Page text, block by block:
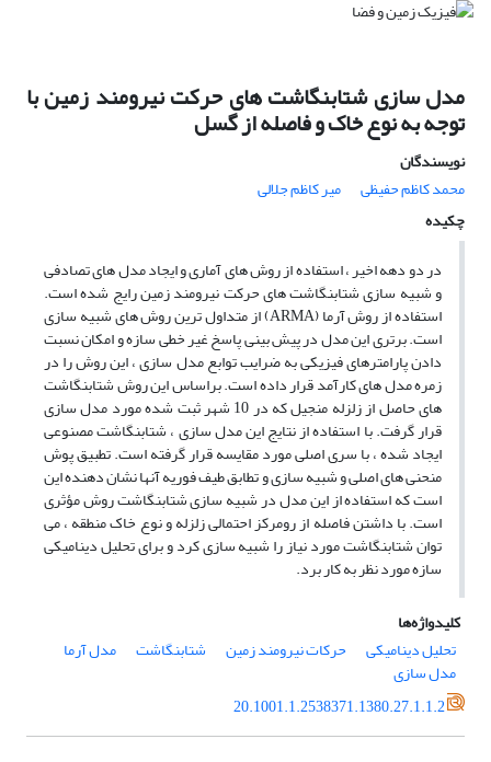
مدل سازی شتابنگاشت های حرکت نیرومند زمین با
توجه به نوع خاک و فاصله از گسل
نویسندگان
محمد کاظم حفیظی
میر کاظم جلالی
چکیده
در دو دهه اخیر ، استفاده از روش های آماری و ایجاد مدل های تصادفی
و شبیه سازی شتابنگاشت های حرکت نیرومند زمین رایج شده است.
استفاده از روش آرما (ARMA) از متداول ترین روش های شبیه سازی
است. برتری این مدل در پیش بینی پاسخ غیر خطی سازه و امکان نسبت
دادن پارامترهای فیزیکی به ضرایب توابع مدل سازی ، این روش را در
زمره مدل های کارآمد قرار داده است. براساس این روش شتابنگاشت
های حاصل از زلزله منجیل که در 10 شهر ثبت شده مورد مدل سازی
قرار گرفت. با استفاده از نتایج این مدل سازی ، شتابنگاشت مصنوعی
ایجاد شده ، با سری اصلی مورد مقایسه قرار گرفته است. تطبیق پوش
منحنی های اصلی و شبیه سازی و تطابق طیف فوریه آنها نشان دهنده این
است که استفاده از این مدل در شبیه سازی شتابنگاشت روش مؤثری
است. با داشتن فاصله از رومرکز احتمالی زلزله و نوع خاک منطقه ، می
توان شتابنگاشت مورد نیاز را شبیه سازی کرد و برای تحلیل دینامیکی
سازه مورد نظر به کار برد.
کلیدواژه‌ها
تحلیل دینامیکی
حرکات نیرومند زمین شتابنگاشت مدل آرما
مدل سازی
20.1001.1.2538371.1380.27.1.1.2